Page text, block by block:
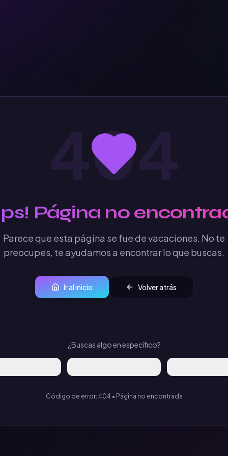
404
Página no
Parece que esta página se fue de vacaciones. No te
preocupes, te ayudamos a encontrar lo que buscas.
Ir al inicio Volver atrás
¿Buscas algo en específico?
Código de error: 404 • Página no encontrada